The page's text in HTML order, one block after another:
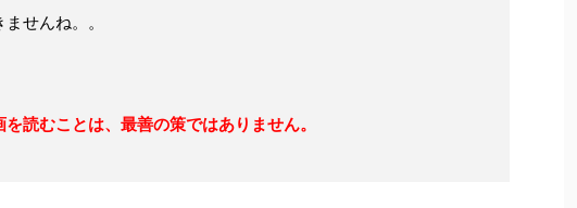
せんね。。
読むことは、最善の策ではありません。